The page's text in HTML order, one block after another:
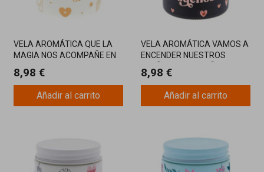
VELA AROMÁTICA QUE LA
MAGIA NOS ACOMPAÑE EN
POSITIVO Y AROMA
8,98 €
Añadir al carrito
VELA AROMÁTICA VAMOS A
ENCENDER NUESTROS
Y MENSAJE INSPIRADOR
8,98 €
Añadir al carrito